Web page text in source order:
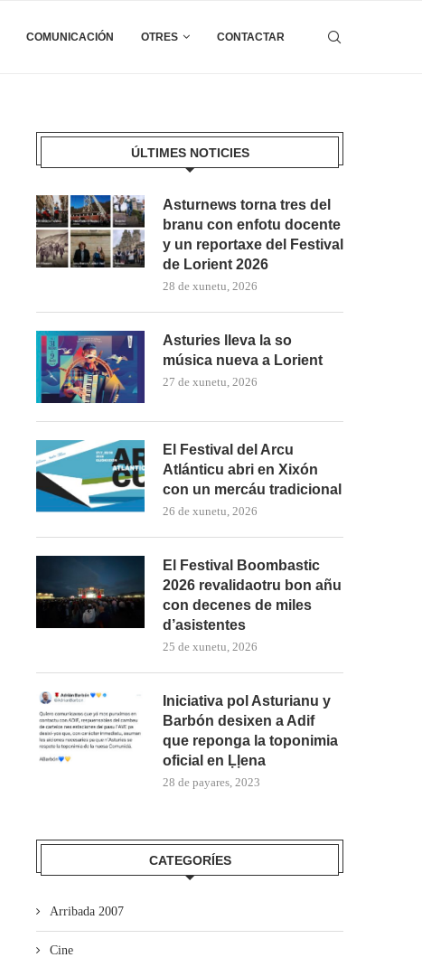
COMUNICACIÓN OTRES CONTACTAR
ÚLTIMES NOTICIES
Asturnews torna tres del
branu con enfotu docente
y un reportaxe del Festival
de Lorient 2026
28 de xunetu, 2026
Asturies lleva la so
música nueva a Lorient
27 de xunetu, 2026
El Festival del Arcu
Atlánticu abri en Xixón
con un mercáu tradicional
26 de xunetu, 2026
El Festival Boombastic
2026 revalidaotru bon añu
con decenes de miles
d’asistentes
25 de xunetu, 2026
Iniciativa pol Asturianu y
Barbón desixen a Adif
que reponga la toponimia
oficial en Ḷḷena
28 de payares, 2023
CATEGORÍES
Arribada 2007
Cine